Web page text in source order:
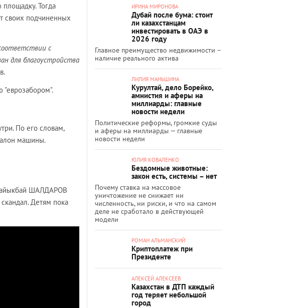
Тогда
своих подчиненных
с
для благоустройства
"еврозабором".
По его словам,
машины.
ШАЛДАРОВ
Детям пока
ИРИНА МИРОНОВА
Дубай после бума: стоит
ли казахстанцам
инвестировать в ОАЭ в
2026 году
Главное преимущество недвижимости –
наличие реального актива
ЛИЛИЯ МАНЬШИНА
Курултай, дело Борейко,
амнистия и аферы на
миллиарды: главные
новости недели
Политические реформы, громкие суды
и аферы на миллиарды — главные
новости недели
ЮЛИЯ КОВАЛЕНКО
Бездомные животные:
закон есть, системы – нет
Почему ставка на массовое
уничтожение не снижает ни
численность, ни риски, и что на самом
деле не сработало в действующей
модели
РОМАН АЛЬМАНСКИЙ
Криптоплатеж при
Президенте
АЛЕКСЕЙ АЛЕКСЕЕВ
Казахстан в ДТП каждый
год теряет небольшой
город